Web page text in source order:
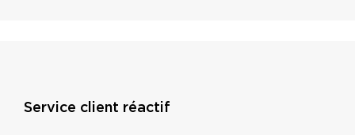
Service client réactif